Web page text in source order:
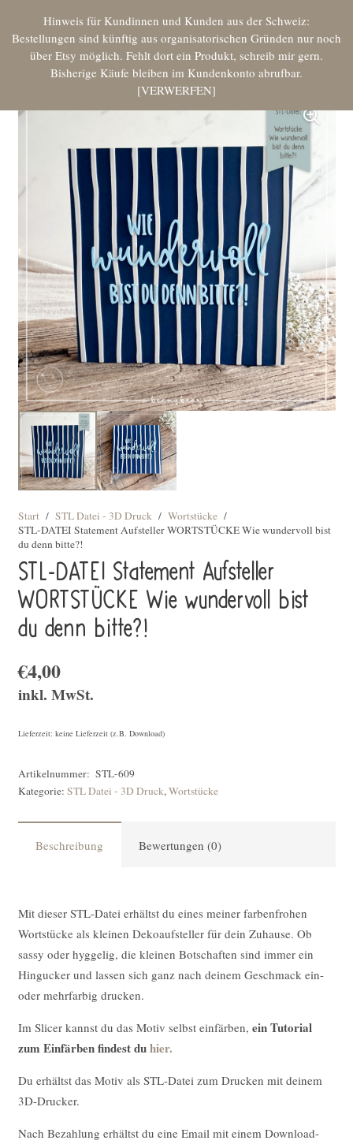
Hinweis für Kundinnen und Kunden aus der Schweiz:
Bestellungen sind künftig aus organisatorischen Gründen nur noch
über Etsy möglich. Fehlt dort ein Produkt, schreib mir gern.
Bisherige Käufe bleiben im Kundenkonto abrufbar.
VERWERFEN
Start / STL Datei - 3D Druck / Wortstücke /
STL-DATEI Statement Aufsteller WORTSTÜCKE Wie wundervoll bist
du denn bitte?!
STL-DATEI Statement Aufsteller
WORTSTÜCKE Wie wundervoll bist
du denn bitte?!
€4,00
inkl. MwSt.
Lieferzeit: keine Lieferzeit (z.B. Download)
Artikelnummer: STL-609
Kategorie: STL Datei - 3D Druck,Wortstücke
Beschreibung Bewertungen (0)
Mit dieser STL-Datei erhältst du eines meiner farbenfrohen
Wortstücke als kleinen Dekoaufsteller für dein Zuhause. Ob
sassy oder hyggelig, die kleinen Botschaften sind immer ein
Hingucker und lassen sich ganz nach deinem Geschmack ein-
oder mehrfarbig drucken.
Im Slicer kannst du das Motiv selbst einfärben, ein Tutorial
zum Einfärben findest duhier.
Du erhältst das Motiv als STL-Datei zum Drucken mit deinem
3D-Drucker.
Nach Bezahlung erhältst du eine Email mit einem Download-